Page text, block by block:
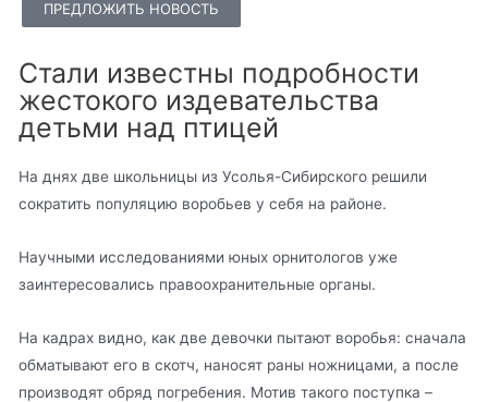
ПРЕДЛОЖИТЬ НОВОСТЬ
Стали известны подробности
жестокого издевательства
детьми над птицей
На днях две школьницы из Усолья-Сибирского решили
сократить популяцию воробьев у себя на районе.
Научными исследованиями юных орнитологов уже
заинтересовались правоохранительные органы.
На кадрах видно, как две девочки пытают воробья: сначала
обматывают его в скотч, наносят раны ножницами, а после
производят обряд погребения. Мотив такого поступка –